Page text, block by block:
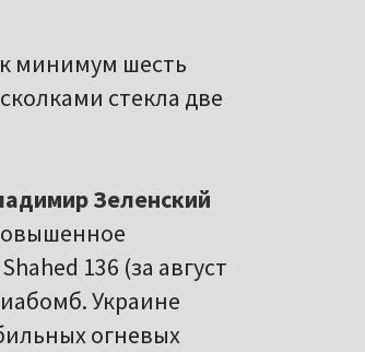
минимум шесть
стекла две
Зеленский
136 (за август
Украине
огневых